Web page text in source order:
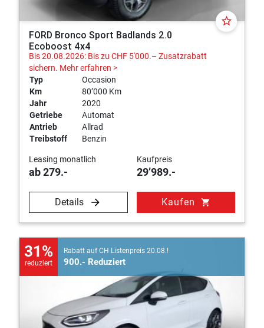
star_border
FORD Bronco Sport Badlands 2.0
Ecoboost 4x4
Bis 20.08.2026: Bis zu CHF 5'000.– Zusatzrabatt
sichern. Mehr erfahren >
Typ
Occasion
Km
80’000 Km
Jahr
2020
Getriebe
Automat
Antrieb
Allrad
Treibstoff
Benzin
Leasing monatlich
ab 279.-
Kaufpreis
29’989.-
Details Kaufen shopping_cart
31%
reduziert
Rabatt auf CH Listenpreis 20.08.!
900.- Reduziert